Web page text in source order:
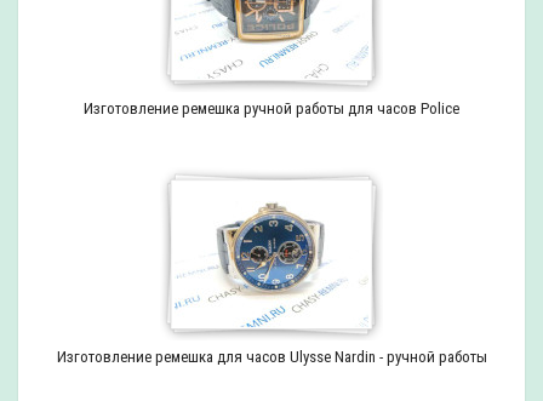
Изготовление ремешка ручной работы для часов Police
Изготовление ремешка для часов Ulysse Nardin - ручной работы